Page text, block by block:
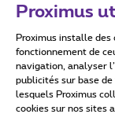
Conditions
Proximus
Proximus installe des
fonctionnement de
navigation, analyser
publicités sur base
lesquels Proximus
cookies sur nos sites